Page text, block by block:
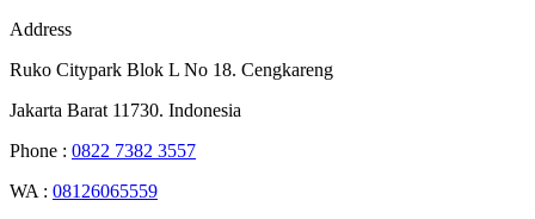
Address
Ruko Citypark Blok L No 18. Cengkareng
Jakarta Barat 11730. Indonesia
Phone : 0822 7382 3557
WA : 08126065559